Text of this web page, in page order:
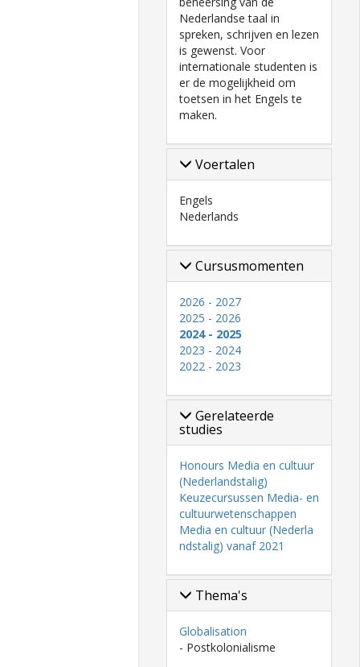
Nederlandse taal in
spreken, schrijven en lezen
is gewenst. Voor
internationale studenten is
er de mogelijkheid om
toetsen in het Engels te
maken.
Voertalen
Engels
Nederlands
Cursusmomenten
2026 - 2027
2025 - 2026
2024 - 2025
2023 - 2024
2022 - 2023
Gerelateerde
studies
Honours Media en cultuur
(Nederlandstalig)
Keuzecursussen Media- en
cultuurwetenschappen
Media en cultuur (Nederla
ndstalig) vanaf 2021
Thema's
Globalisation
- Postkolonialisme